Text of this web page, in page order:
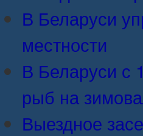
В Беларуси
местности
В Беларуси с
рыб на
Выездное